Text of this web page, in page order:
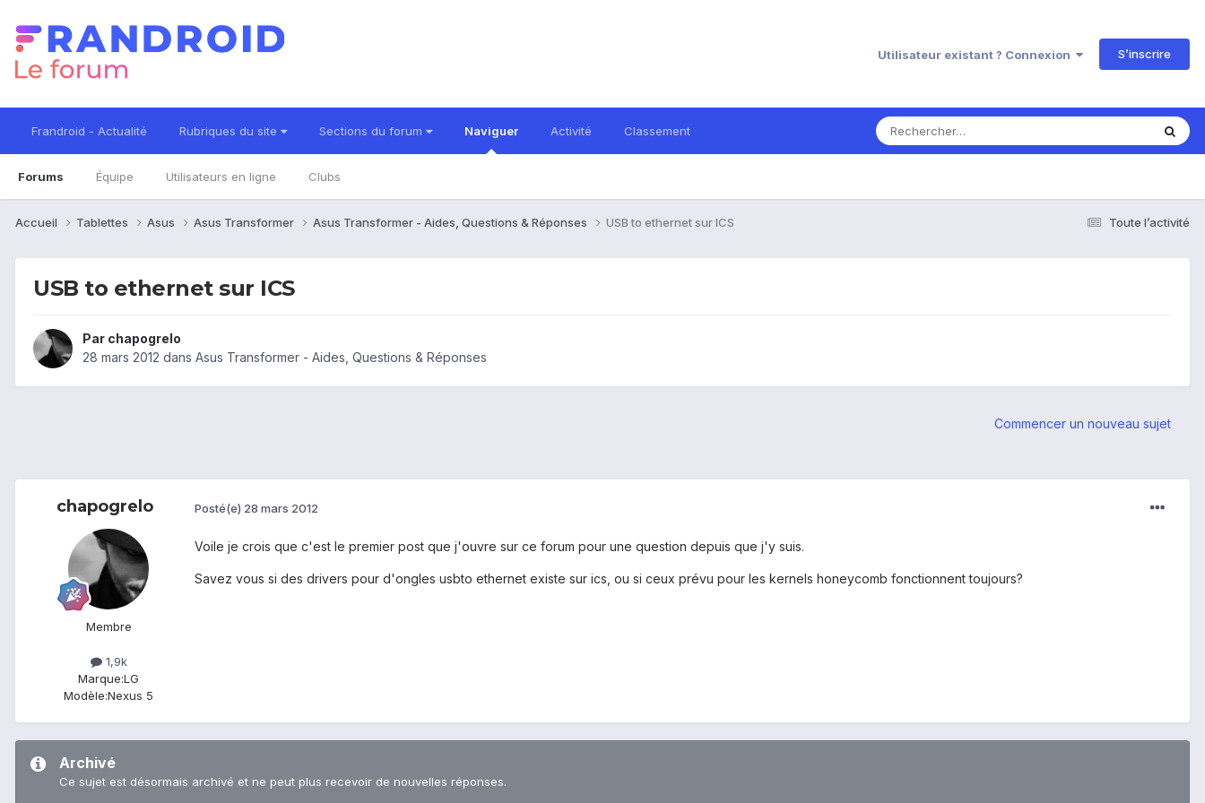
Utilisateur existant ? Connexion S’inscrire
Frandroid - Actualité Rubriques du site Sections du forum Naviguer
Forums Équipe Utilisateurs en ligne Clubs
Activité Classement
Toute l’activité
Accueil Tablettes Asus Asus Transformer Asus Transformer - Aides, Questions & Réponses USB to ethernet sur ICS
USB to ethernet sur ICS
Par chapogrelo
28 mars 2012 dans Asus Transformer - Aides, Questions & Réponses
Commencer un nouveau sujet
chapogrelo
Membre
1,9k
Marque:LG
Modèle:Nexus 5
Posté(e) 28 mars 2012
Voile je crois que c'est le premier post que j'ouvre sur ce forum pour une question depuis que j'y suis.
Savez vous si des drivers pour d'ongles usbto ethernet existe sur ics, ou si ceux prévu pour les kernels honeycomb fonctionnent toujours?
Archivé
Ce sujet est désormais archivé et ne peut plus recevoir de nouvelles réponses.